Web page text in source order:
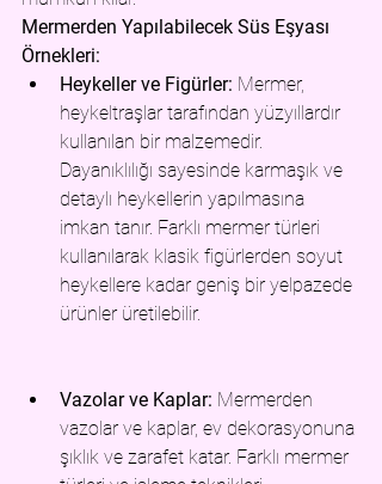
Mermerden Yapılabilecek Süs Eşyası
Örnekleri:
Heykeller ve Figürler: Mermer,
heykeltraşlar tarafından yüzyıllardır
kullanılan bir malzemedir.
Dayanıklılığı sayesinde karmaşık ve
detaylı heykellerin yapılmasına
imkan tanır. Farklı mermer türleri
kullanılarak klasik figürlerden soyut
heykellere kadar geniş bir yelpazede
ürünler üretilebilir.
Vazolar ve Kaplar: Mermerden
vazolar ve kaplar, ev dekorasyonuna
şıklık ve zarafet katar. Farklı mermer